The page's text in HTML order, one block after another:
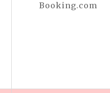
Booking.com